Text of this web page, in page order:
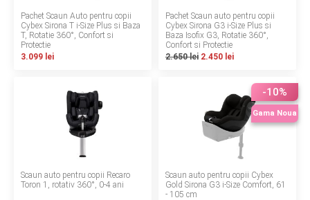
Politica de livrare si retur
Garantia produselor
Instalare scaune/scoici auto
ANPC SAL
Pachet Scaun Auto pentru copii
Cybex Sirona T i-Size Plus si Baza
T, Rotatie 360°, Confort si
Protectie
3.099 lei
Pachet Scaun auto pentru copii
Cybex Sirona G3 i-Size Plus si
Baza Isofix G3, Rotatie 360°,
Confort si Protectie
2.650 lei 2.450 lei
Scaun auto pentru copii Recaro
Toron 1, rotativ 360°, 0-4 ani
-10%
Gama Noua
Scaun auto pentru copii Cybex
Gold Sirona G3 i-Size Comfort, 61
- 105 cm